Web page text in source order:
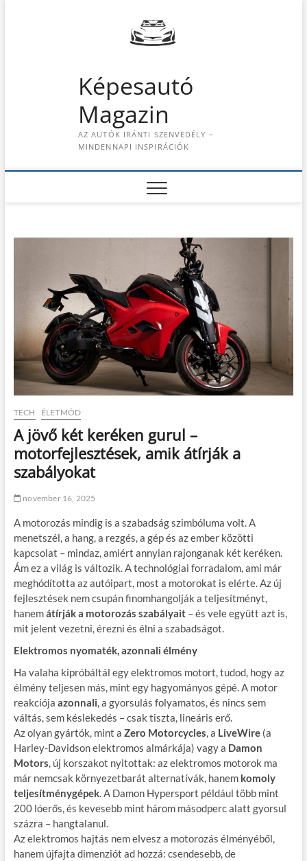
n
Képesautó
Magazin
AZ AUTÓK IRÁNTI SZENVEDÉLY –
MINDENNAPI INSPIRÁCIÓK
TECH ÉLETMÓD
A jövő két keréken gurul –
motorfejlesztések, amik átírják a
szabályokat
november 16, 2025
A motorozás mindig is a szabadság szimbóluma volt. A
menetszél, a hang, a rezgés, a gép és az ember közötti
kapcsolat – mindaz, amiért annyian rajonganak két keréken.
Ám ez a világ is változik. A technológiai forradalom, ami már
meghódította az autóipart, most a motorokat is elérte. Az új
fejlesztések nem csupán finomhangolják a teljesítményt,
hanemátírják a motorozás szabályait– és vele együtt azt is,
mit jelent vezetni, érezni és élni a szabadságot.
Elektromos nyomaték, azonnali élmény
Ha valaha kipróbáltál egy elektromos motort, tudod, hogy az
élmény teljesen más, mint egy hagyományos gépé. A motor
reakciója azonnali, a gyorsulás folyamatos, és nincs sem
váltás, sem késlekedés – csak tiszta, lineáris erő.
Az olyan gyártók, mint a Zero Motorcycles, a LiveWire(a
Harley-Davidson elektromos almárkája) vagy a Damon
Motors, új korszakot nyitottak: az elektromos motorok ma
már nemcsak környezetbarát alternatívák, hanem komoly
teljesítménygépek. A Damon Hypersport például több mint
200 lóerős, és kevesebb mint három másodperc alatt gyorsul
százra – hangtalanul.
Az elektromos hajtás nem elvesz a motorozás élményéből,
hanem újfajta dimenziót ad hozzá: csendesebb, de